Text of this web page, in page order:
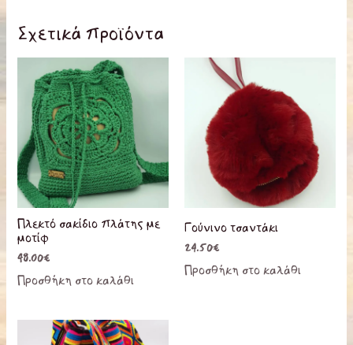
Σχετικά προϊόντα
Πλεκτό σακίδιο πλάτης με
μοτίφ
48.00€
Προσθήκη στο καλάθι
Γούνινο τσαντάκι
24.50€
Προσθήκη στο καλάθι
προϊόν
έχει
Οι